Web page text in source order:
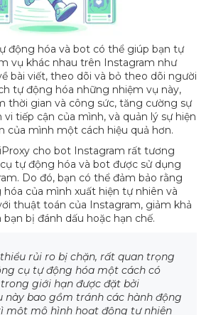
động hóa và bot có thể giúp bạn tự
vụ khác nhau trên Instagram như
bài viết, theo dõi và bỏ theo dõi người
tự động hóa những nhiệm vụ này,
thời gian và công sức, tăng cường sự
tiếp cận của mình, và quản lý sự hiện
của mình một cách hiệu quả hơn.
cho bot Instagram rất tương
tự động hóa và bot được sử dụng
Do đó, bạn có thể đảm bảo rằng
của mình xuất hiện tự nhiên và
thuật toán của Instagram, giảm khả
bị đánh dấu hoặc hạn chế.
rủi ro bị chặn, rất quan trọng
cụ tự động hóa một cách có
giới hạn được đặt bởi
này bao gồm tránh các hành động
một mô hình hoạt động tự nhiên